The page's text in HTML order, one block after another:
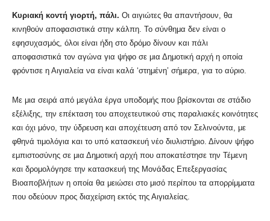
Κυριακή κοντή γιορτή, πάλι. Οι αιγιώτες θα απαντήσουν, θα
κινηθούν αποφασιστικά στην κάλπη. Το σύνθημα δεν είναι ο
εφησυχασμός, όλοι είναι ήδη στο δρόμο δίνουν και πάλι
αποφασιστικά τον αγώνα για ψήφο σε μια Δημοτική αρχή η οποία
φρόντισε η Αιγιαλεία να είναι καλά ‘στημένη’ σήμερα, για το αύριο.
Με μια σειρά από μεγάλα έργα υποδομής που βρίσκονται σε στάδιο
εξέλιξης, την επέκταση του αποχετευτικού στις παραλιακές κοινότητες
και όχι μόνο, την ύδρευση και αποχέτευση από τον Σελινούντα, με
φθηνά τιμολόγια και το υπό κατασκευή νέο διυλιστήριο. Δίνουν ψήφο
εμπιστοσύνης σε μια Δημοτική αρχή που αποκατέστησε την Τέμενη
και δρομολόγησε την κατασκευή της Μονάδας Επεξεργασίας
Βιοαποβλήτων η οποία θα μειώσει στο μισό περίπου τα απορρίμματα
που οδεύουν προς διαχείριση εκτός της Αιγιαλείας.